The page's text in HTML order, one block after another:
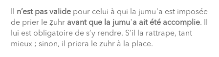
n’est pas valide pour celui à qui la jumuʿa est imposée
de prier le ẓuhr avant que la jumuʿa ait été accomplie. Il
lui est obligatoire de s’y rendre. S’il la rattrape, tant
mieux ; sinon, il priera le ẓuhr à la place.